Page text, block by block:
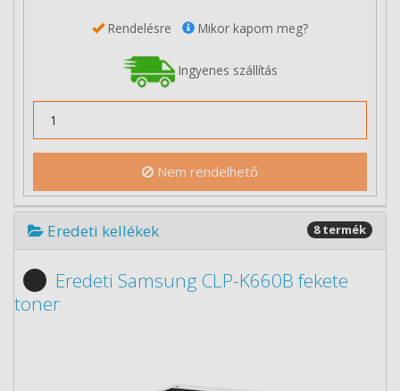
Rendelésre Mikor kapom meg?
Ingyenes szállítás
Nem rendelhető
Eredeti kellékek 8 termék
Eredeti Samsung CLP-K660B fekete
toner